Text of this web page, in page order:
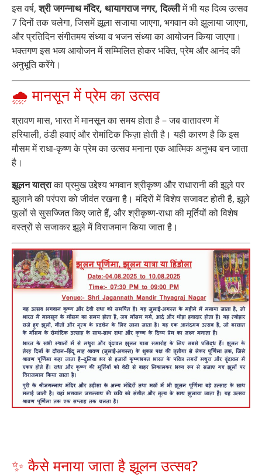
इस वर्ष,श्री जगन्नाथ मंदिर, थायागराज नगर, दिल्लीमें भी यह दिव्य उत्सव
7 दिनों तक चलेगा, जिसमें झूला सजाया जाएगा, भगवान को झुलाया जाएगा,
और प्रतिदिन संगीतमय संध्या व भजन संध्या का आयोजन किया जाएगा।
भक्तगण इस भव्य आयोजन में सम्मिलित होकर भक्ति, प्रेम और आनंद की
अनुभूति करेंगे।
🌧️ मानसून में प्रेम का उत्सव
श्रावण मास, भारत में मानसून का समय होता है – जब वातावरण में
हरियाली, ठंडी हवाएं और रोमांटिक फिज़ा होती है। यही कारण है कि इस
मौसम में राधा-कृष्ण के प्रेम का उत्सव मनाना एक आत्मिक अनुभव बन जाता
है।
झूलन यात्राका प्रमुख उद्देश्य भगवान श्रीकृष्ण और राधारानी की झूले पर
झुलाने की परंपरा को जीवंत रखना है। मंदिरों में विशेष सजावट होती है, झूले
फूलों से सुसज्जित किए जाते हैं, और श्रीकृष्ण-राधा की मूर्तियों को विशेष
वस्त्रों से सजाकर झूले में विराजमान किया जाता है।
✨ कैसे मनाया जाता है झूलन उत्सव?